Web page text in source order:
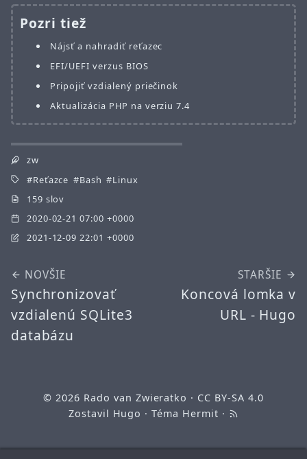
Pozri tiež
Nájsť a nahradiť reťazec
EFI/UEFI verzus BIOS
Pripojiť vzdialený priečinok
Aktualizácia PHP na verziu 7.4
zw
Reťazce
Bash
Linux
159 slov
2020-02-21 07:00 +0000
2021-12-09 22:01 +0000
NOVŠIE
Synchronizovať
vzdialenú SQLite3
databázu
STARŠIE
Koncová lomka v
URL - Hugo
© 2026 Rado van Zwieratko · CC BY-SA 4.0
Zostavil Hugo · Téma Hermit ·